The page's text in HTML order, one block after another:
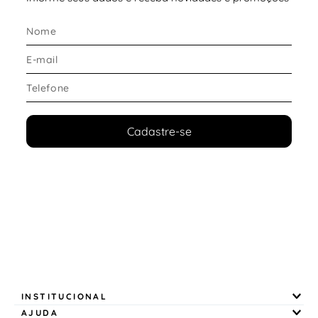
para oferecer tração eficiente em diferentes superfícies.
Destaques do solado:
Boa aderência
Estabilidade durante a corrida
Passadas mais
Cadastre-se
INSTITUCIONAL
AJUDA